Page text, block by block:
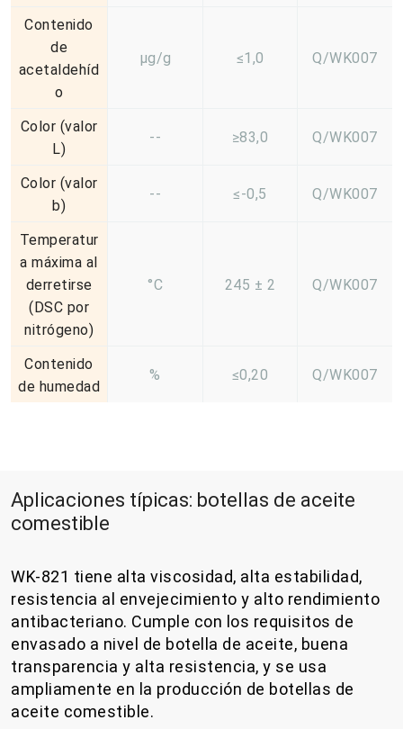
Contenido
de
acetaldehíd
o
µg/g ≤1,0 Q/WK007
Color (valor
L)
-- ≥83,0 Q/WK007
Color (valor
b)
-- ≤-0,5 Q/WK007
Temperatur
a máxima al
derretirse
(DSC por
nitrógeno)
°C 245 ± 2 Q/WK007
Contenido
de humedad
% ≤0,20 Q/WK007
Aplicaciones típicas: botellas de aceite
comestible
WK-821 tiene alta viscosidad, alta estabilidad,
resistencia al envejecimiento y alto rendimiento
antibacteriano. Cumple con los requisitos de
envasado a nivel de botella de aceite, buena
transparencia y alta resistencia, y se usa
ampliamente en la producción de botellas de
aceite comestible.